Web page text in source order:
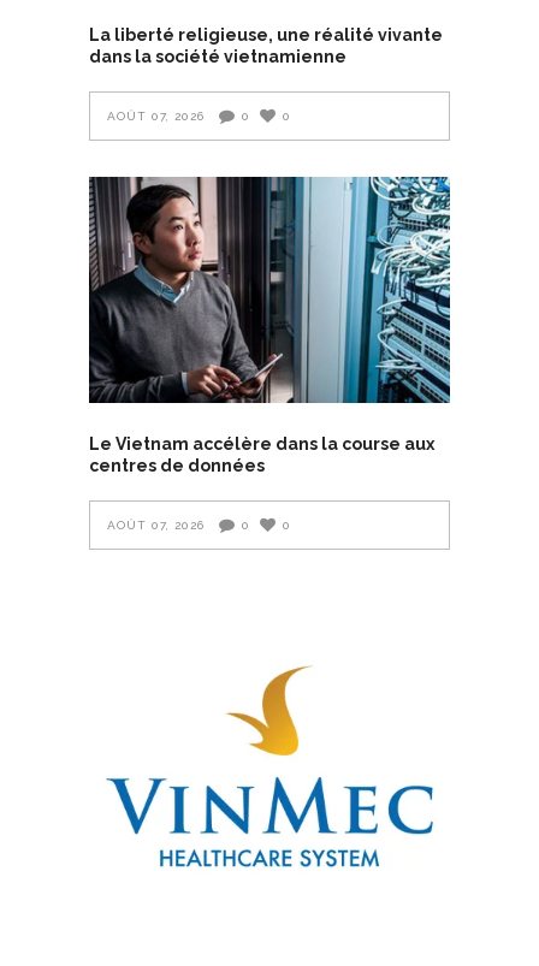
La liberté religieuse, une réalité vivante
dans la société vietnamienne
AOÛT 07, 2026 0 0
Le Vietnam accélère dans la course aux
centres de données
AOÛT 07, 2026 0 0